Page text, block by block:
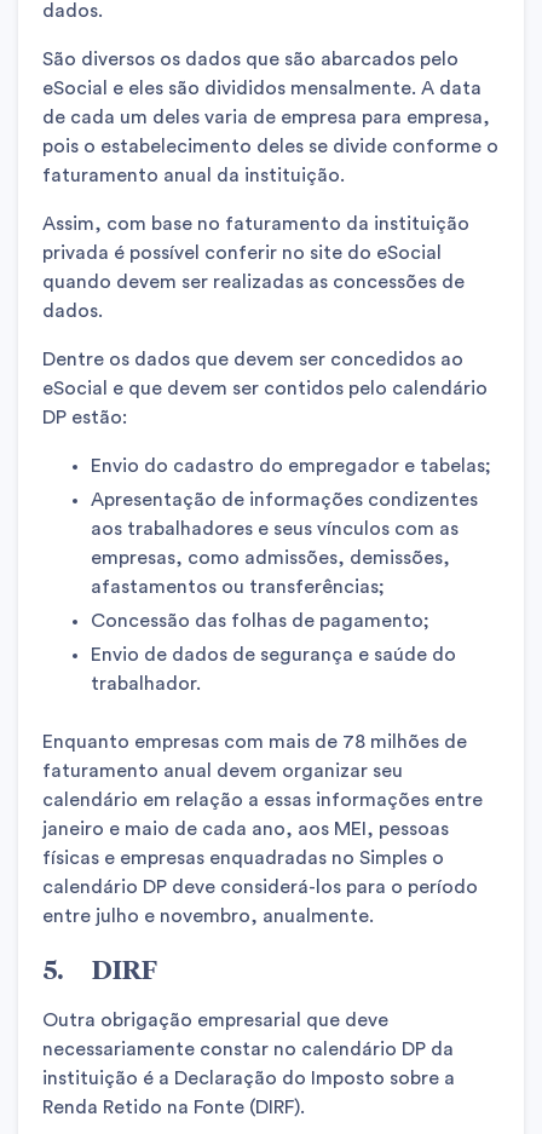
dados.
São diversos os dados que são abarcados pelo
eSocial e eles são divididos mensalmente. A data
de cada um deles varia de empresa para empresa,
pois o estabelecimento deles se divide conforme o
faturamento anual da instituição.
Assim, com base no faturamento da instituição
privada é possível conferir no site do eSocial
quando devem ser realizadas as concessões de
dados.
Dentre os dados que devem ser concedidos ao
eSocial e que devem ser contidos pelo calendário
DP estão:
Envio do cadastro do empregador e tabelas;
Apresentação de informações condizentes
aos trabalhadores e seus vínculos com as
empresas, como admissões, demissões,
afastamentos ou transferências;
Concessão das folhas de pagamento;
Envio de dados de segurança e saúde do
trabalhador.
Enquanto empresas com mais de 78 milhões de
faturamento anual devem organizar seu
calendário em relação a essas informações entre
janeiro e maio de cada ano, aos MEI, pessoas
físicas e empresas enquadradas no Simples o
calendário DP deve considerá-los para o período
entre julho e novembro, anualmente.
5. DIRF
Outra obrigação empresarial que deve
necessariamente constar no calendário DP da
instituição é a Declaração do Imposto sobre a
Renda Retido na Fonte (DIRF).